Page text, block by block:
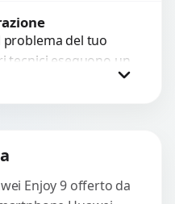
problema del tuo
tecnici eseguono un
strumenti
Enjoy 9 offerto da